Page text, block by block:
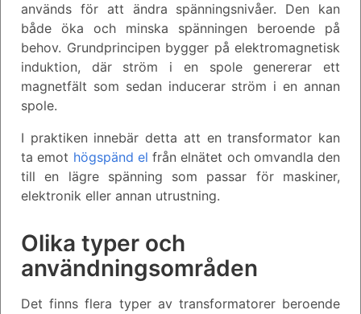
används för att ändra spänningsnivåer. Den kan
både öka och minska spänningen beroende på
behov. Grundprincipen bygger på elektromagnetisk
induktion, där ström i en spole genererar ett
magnetfält som sedan inducerar ström i en annan
spole.
I praktiken innebär detta att en transformator kan
ta emot högspänd el från elnätet och omvandla den
till en lägre spänning som passar för maskiner,
elektronik eller annan utrustning.
Olika typer och
användningsområden
Det finns flera typer av transformatorer beroende